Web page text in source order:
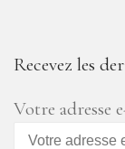
Recevez les
Votre adresse